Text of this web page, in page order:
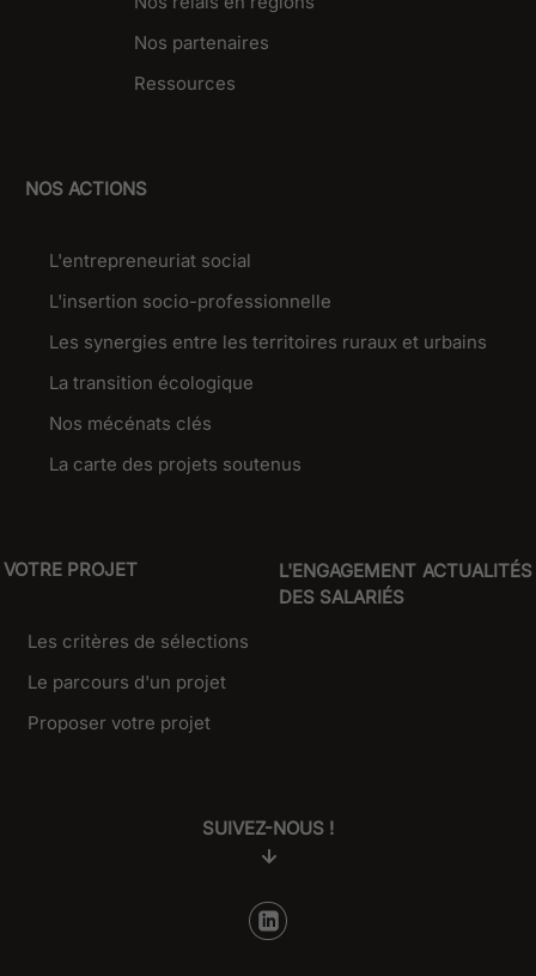
Nos partenaires
Ressources
NOS ACTIONS
L'entrepreneuriat social
L'insertion socio-professionnelle
Les synergies entre les territoires ruraux et urbains
La transition écologique
Nos mécénats clés
La carte des projets soutenus
VOTRE PROJET
Les critères de sélections
Le parcours d'un projet
Proposer votre projet
L'ENGAGEMENT
DES SALARIÉS
ACTUALITÉS
SUIVEZ-NOUS !